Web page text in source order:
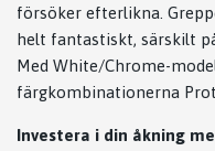
försöker efterlikna.
helt fantastiskt, särskilt
Med White/Chrome-
färgkombinationerna
Investera i din åkning